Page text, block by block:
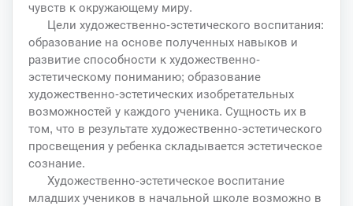
чувств к окружающему миру.
Цели художественно-эстетического воспитания:
образование на основе полученных навыков и
развитие способности к художественно-
эстетическому пониманию; образование
художественно-эстетических изобретательных
возможностей у каждого ученика. Сущность их в
том, что в результате художественно-эстетического
просвещения у ребенка складывается эстетическое
сознание.
Художественно-эстетическое воспитание
младших учеников в начальной школе возможно в